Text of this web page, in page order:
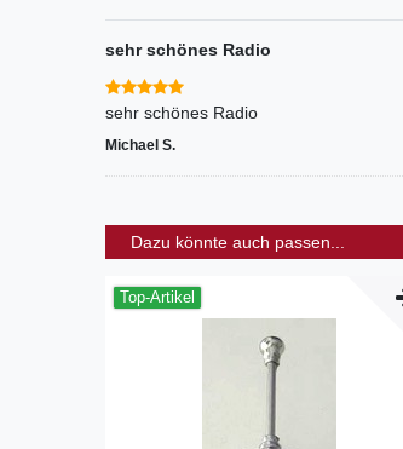
sehr schönes Radio
sehr schönes Radio
Michael S.
Dazu könnte auch passen...
Top-Artikel